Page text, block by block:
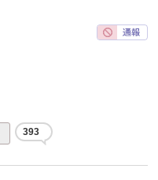
393